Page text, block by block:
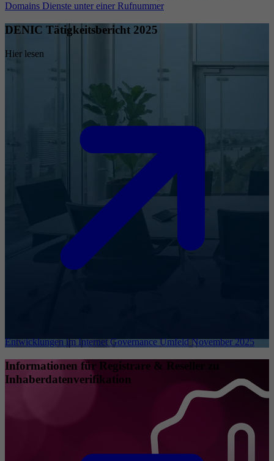
Domains Dienste unter einer Rufnummer
DENIC Tätigkeitsbericht 2025
Hier lesen
Entwicklungen im Internet Governance Umfeld November 2025
Informationen für Registrare & Reseller zu
Inhaberdatenverifikation